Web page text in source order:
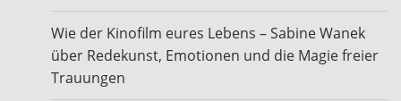
Wie der Kinofilm eures Lebens – Sabine Wanek
über Redekunst, Emotionen und die Magie freier
Trauungen